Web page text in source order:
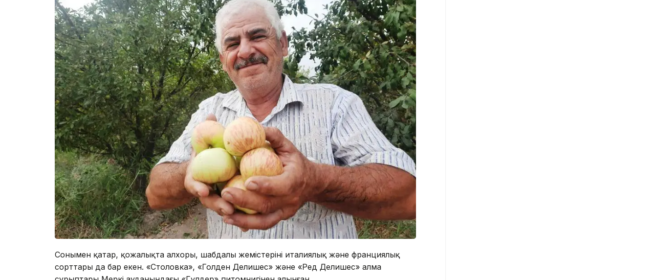
Сонымен қатар, қожалықта алхоры, шабдалы жемістерінің италиялық және франциялық
сорттары да бар екен. «Столовка», «Голден Делишес» және «Ред Делишес» алма